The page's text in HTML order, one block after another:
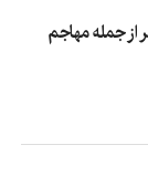
از جمله مهاجم